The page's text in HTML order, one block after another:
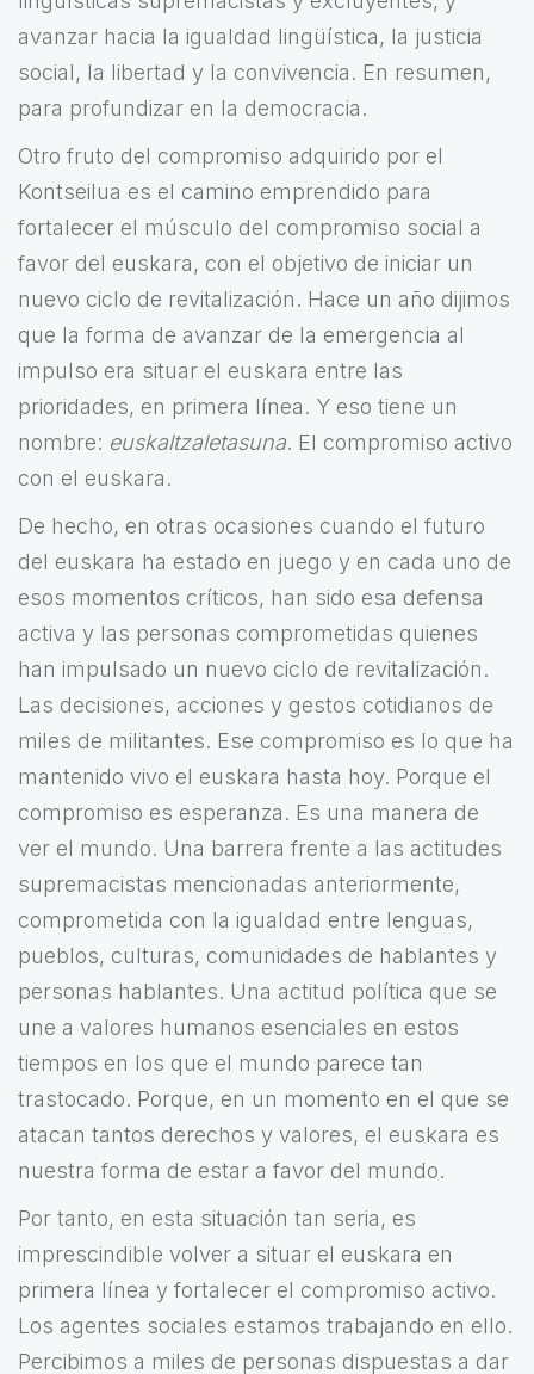
avanzar hacia la igualdad lingüística, la justicia
social, la libertad y la convivencia. En resumen,
para profundizar en la democracia.
Otro fruto del compromiso adquirido por el
Kontseilua es el camino emprendido para
fortalecer el músculo del compromiso social a
favor del euskara, con el objetivo de iniciar un
nuevo ciclo de revitalización. Hace un año dijimos
que la forma de avanzar de la emergencia al
impulso era situar el euskara entre las
prioridades, en primera línea. Y eso tiene un
nombre: euskaltzaletasuna. El compromiso activo
con el euskara.
De hecho, en otras ocasiones cuando el futuro
del euskara ha estado en juego y en cada uno de
esos momentos críticos, han sido esa defensa
activa y las personas comprometidas quienes
han impulsado un nuevo ciclo de revitalización.
Las decisiones, acciones y gestos cotidianos de
miles de militantes. Ese compromiso es lo que ha
mantenido vivo el euskara hasta hoy. Porque el
compromiso es esperanza. Es una manera de
ver el mundo. Una barrera frente a las actitudes
supremacistas mencionadas anteriormente,
comprometida con la igualdad entre lenguas,
pueblos, culturas, comunidades de hablantes y
personas hablantes. Una actitud política que se
une a valores humanos esenciales en estos
tiempos en los que el mundo parece tan
trastocado. Porque, en un momento en el que se
atacan tantos derechos y valores, el euskara es
nuestra forma de estar a favor del mundo.
Por tanto, en esta situación tan seria, es
imprescindible volver a situar el euskara en
primera línea y fortalecer el compromiso activo.
Los agentes sociales estamos trabajando en ello.
Percibimos a miles de personas dispuestas a dar